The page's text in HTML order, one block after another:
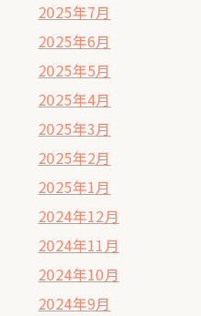
2025年7月
2025年6月
2025年5月
2025年4月
2025年3月
2025年2月
2025年1月
2024年12月
2024年11月
2024年10月
2024年9月